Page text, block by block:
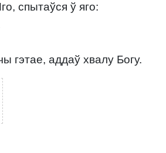
спытаўся ў яго:
гэтае, аддаў хвалу Богу.